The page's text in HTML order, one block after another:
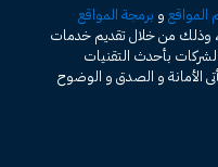
و برمجة المواقع
وذلك من خلال تقديم خدمات
بأحدث التقنيات
و الصدق و الوضوح